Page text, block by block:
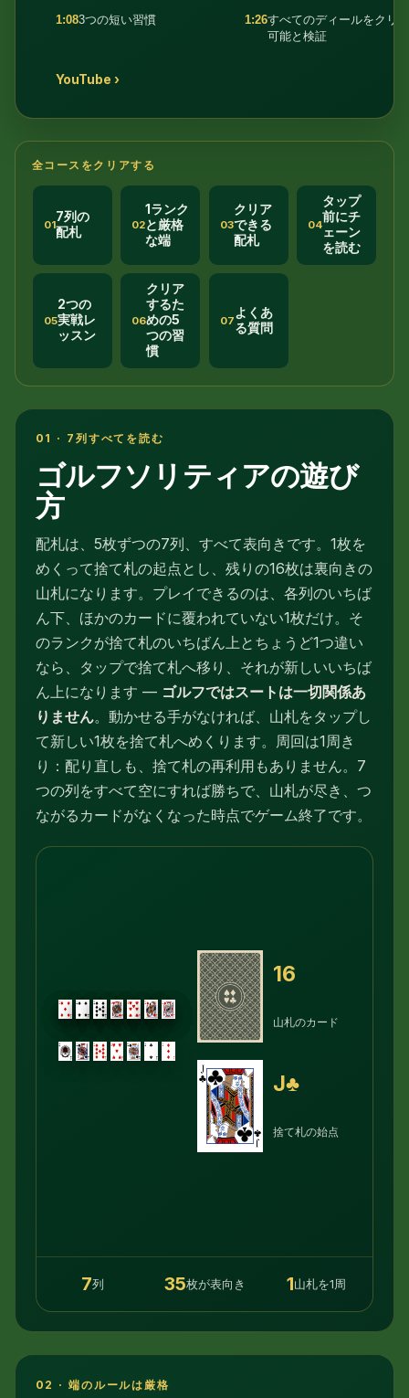
1:083つの短い習慣 1:26すべてのディールをクリ
可能と検証
YouTube ›
全コースをクリアする
01
7列の
配札
02
1ランク
と厳格
な端
03
クリア
できる
配札
04
タップ
前にチ
ェーン
を読む
05
2つの
実戦レ
ッスン
06
クリア
するた
めの5
つの習
慣
07
よくあ
る質問
01 · 7列すべてを読む
ゴルフソリティアの遊び
方
配札は、5枚ずつの7列、すべて表向きです。1枚を
めくって捨て札の起点とし、残りの16枚は裏向きの
山札になります。プレイできるのは、各列のいちば
ん下、ほかのカードに覆われていない1枚だけ。そ
のランクが捨て札のいちばん上とちょうど1つ違い
なら、タップで捨て札へ移り、それが新しいいちば
ん上になります — ゴルフではスートは一切関係あ
りません。動かせる手がなければ、山札をタップし
て新しい1枚を捨て札へめくります。周回は1周き
り：配り直しも、捨て札の再利用もありません。7
つの列をすべて空にすれば勝ちで、山札が尽き、つ
ながるカードがなくなった時点でゲーム終了です。
16
山札のカード
J♣
捨て札の始点
7列 35枚が表向き 1山札を1周
02 · 端のルールは厳格